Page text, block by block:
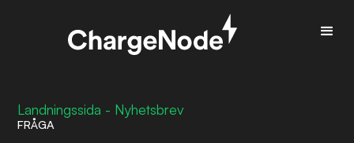
Landningssida - Nyhetsbrev
FRÅGA